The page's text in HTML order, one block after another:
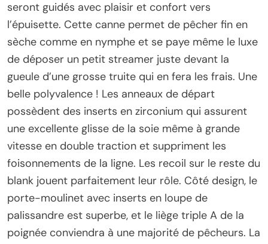
seront guidés avec plaisir et confort vers
l’épuisette. Cette canne permet de pêcher fin en
sèche comme en nymphe et se paye même le luxe
de déposer un petit streamer juste devant la
gueule d’une grosse truite qui en fera les frais. Une
belle polyvalence ! Les anneaux de départ
possèdent des inserts en zirconium qui assurent
une excellente glisse de la soie même à grande
vitesse en double traction et suppriment les
foisonnements de la ligne. Les recoil sur le reste du
blank jouent parfaitement leur rôle. Côté design, le
porte-moulinet avec inserts en loupe de
palissandre est superbe, et le liège triple A de la
poignée conviendra à une majorité de pêcheurs. La